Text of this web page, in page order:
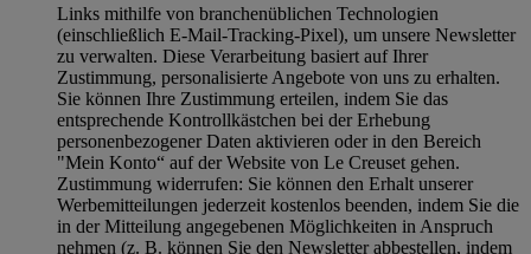
Links mithilfe von branchenüblichen Technologien
(einschließlich E-Mail-Tracking-Pixel), um unsere Newsletter
zu verwalten. Diese Verarbeitung basiert auf Ihrer
Zustimmung, personalisierte Angebote von uns zu erhalten.
Sie können Ihre Zustimmung erteilen, indem Sie das
entsprechende Kontrollkästchen bei der Erhebung
personenbezogener Daten aktivieren oder in den Bereich
"Mein Konto“ auf der Website von Le Creuset gehen.
Zustimmung widerrufen: Sie können den Erhalt unserer
Werbemitteilungen jederzeit kostenlos beenden, indem Sie die
in der Mitteilung angegebenen Möglichkeiten in Anspruch
nehmen (z. B. können Sie den Newsletter abbestellen, indem